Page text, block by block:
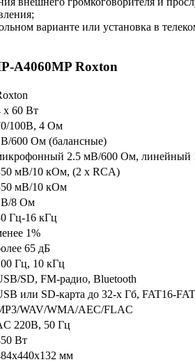
варианте или установка в
A4060MP Roxton
х 60 Вт
100В, 4 Ом
600 Ом (балансные)
2.5 мВ/600 Ом, линейный
мВ/10 кОм, (2 х RCA)
мВ/10 кОм
8 Ом
Гц-16 кГц
1%
65 дБ
Гц, 10 кГц
SD, FM-радио, Bluetooth
или SD-карта до 32-х Гб, FAT16-
WAV/WMA/AEC/FLAC
220В, 50 Гц
Вт
мм